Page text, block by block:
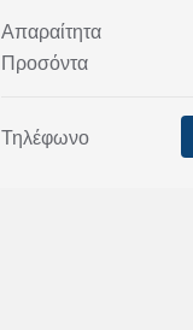
Απαραίτητα
Προσόντα
Τηλέφωνο